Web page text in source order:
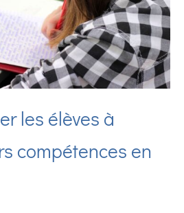
les élèves à
compétences en